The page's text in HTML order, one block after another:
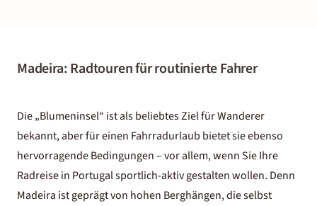
Madeira: Radtouren für routinierte Fahrer
Die „Blumeninsel“ ist als beliebtes Ziel für Wanderer
bekannt, aber für einen Fahrradurlaub bietet sie ebenso
hervorragende Bedingungen – vor allem, wenn Sie Ihre
Radreise in Portugal sportlich-aktiv gestalten wollen. Denn
Madeira ist geprägt von hohen Berghängen, die selbst